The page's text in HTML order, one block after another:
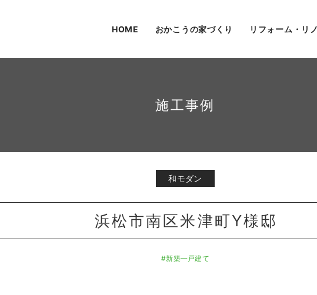
HOME おかこうの家づくり リフォーム・リ
施工事例
和モダン
浜松市南区米津町Y様邸
#新築一戸建て